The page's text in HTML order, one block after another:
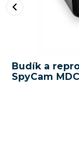
Budík a
SpyCam